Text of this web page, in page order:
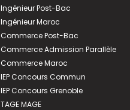
Ingénieur Post-Bac
Ingénieur Maroc
Commerce Post-Bac
Commerce Admission Parallèle
Commerce Maroc
IEP Concours Commun
IEP Concours Grenoble
TAGE MAGE